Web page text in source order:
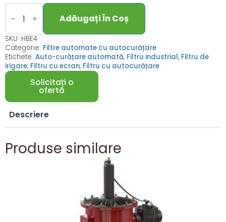
Automatic
cleaning
screen
filter,
4
inches
-
horizontal
cantitate
Adăugați În Coș
SKU: HBE4
Categorie: Filtre automate cu autocurățare
Etichete: Auto-curățare automată, Filtru industrial, Filtru de
irigare, Filtru cu ecran, Filtru cu autocurățare
Solicitați o
ofertă
Descriere
Produse similare